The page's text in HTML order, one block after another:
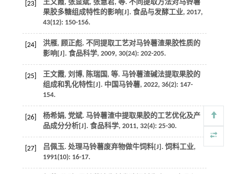
[23] 王文霞, 张显斌, 张慧君, 等. 不同提取方法对马铃薯
果胶多糖组成特性的影响[J]. 食品与发酵工业, 2017,
43(12): 150-156.
[24]
洪雁, 顾正彪. 不同提取工艺对马铃薯渣果胶性质的
影响[J]. 食品科学, 2009, 30(24): 202-205.
[25] 王文霞, 刘博, 陈瑞国, 等. 马铃薯渣碱法提取果胶的
组成和乳化特性[J]. 中国马铃薯, 2022, 36(2): 147-
154.
[26]
杨希娟, 党斌. 马铃薯渣中提取果胶的工艺优化及产
品成分分析[J]. 食品科学, 2011, 32(4): 25-30.
[27] 吕佩玉. 处理马铃薯废弃物做牛饲料[J]. 饲料工业,
1991(10): 16-17.